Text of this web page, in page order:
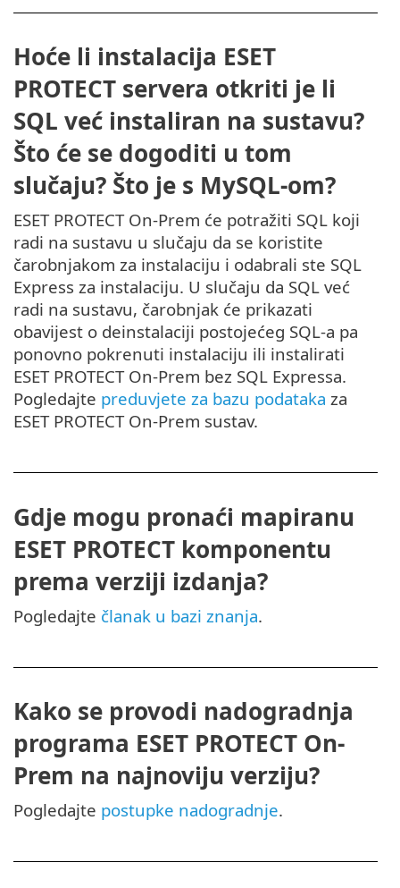
Hoće li instalacija ESET
PROTECT servera otkriti je li
SQL već instaliran na sustavu?
Što će se dogoditi u tom
slučaju? Što je s MySQL-om?
ESET PROTECT On-Prem će potražiti SQL koji
radi na sustavu u slučaju da se koristite
čarobnjakom za instalaciju i odabrali ste SQL
Express za instalaciju. U slučaju da SQL već
radi na sustavu, čarobnjak će prikazati
obavijest o deinstalaciji postojećeg SQL-a pa
ponovno pokrenuti instalaciju ili instalirati
ESET PROTECT On-Prem bez SQL Expressa.
Pogledajte preduvjete za bazu podataka za
ESET PROTECT On-Prem sustav.
Gdje mogu pronaći mapiranu
ESET PROTECT komponentu
prema verziji izdanja?
Pogledajte članak u bazi znanja.
Kako se provodi nadogradnja
programa ESET PROTECT On-
Prem na najnoviju verziju?
Pogledajte postupke nadogradnje.